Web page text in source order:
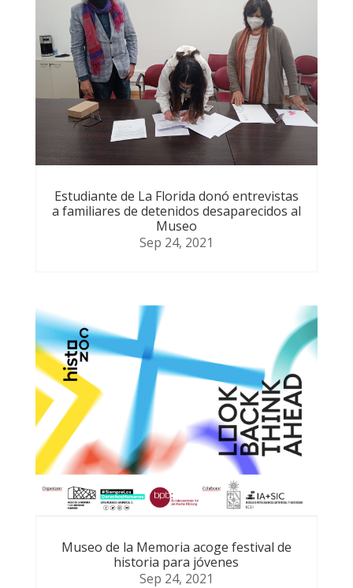
Estudiante de La Florida donó entrevistas
a familiares de detenidos desaparecidos al
Museo
Sep 24, 2021
Museo de la Memoria acoge festival de
historia para jóvenes
Sep 24, 2021